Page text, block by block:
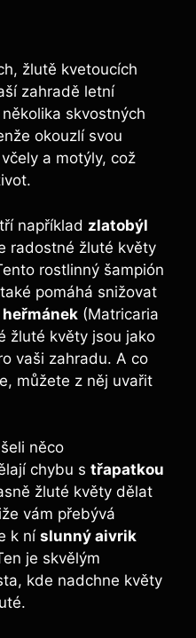
žlutě kvetoucích
zahradě letní
skvostných
okouzlí svou
a motýly, což
například zlatobýl
radostné žluté květy
rostlinný šampión
pomáhá snižovat
heřmánek (Matricaria
žluté květy jsou jako
vaši zahradu. A co
můžete z něj uvařit
něco
chybu s třapatkou
žluté květy dělat
vám přebývá
k ní slunný aivrik
je skvělým
kde nadchne květy